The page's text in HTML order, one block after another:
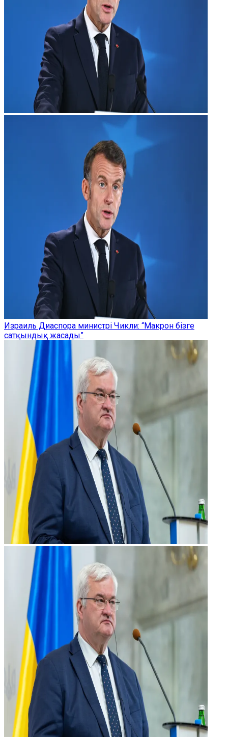
Израиль Диаспора министрі Чикли: “Макрон бізге
сатқындық жасады”